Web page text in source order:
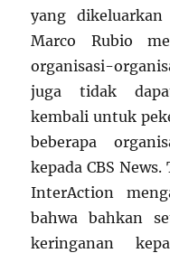
yang
Marco Rubio
organisasi-
juga tidak
kembali untuk
beberapa
kepada CBS
InterAction
bahwa bahkan
keringanan